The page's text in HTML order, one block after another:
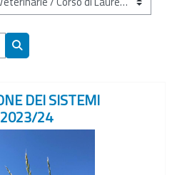
Rechercher des cours
DEI SISTEMI
2023/24